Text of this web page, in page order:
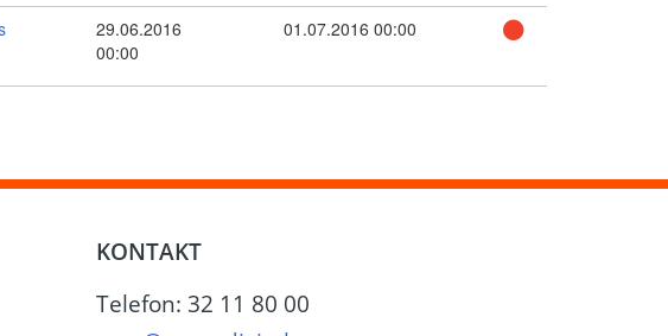
29.06.2016
00:00
01.07.2016 00:00